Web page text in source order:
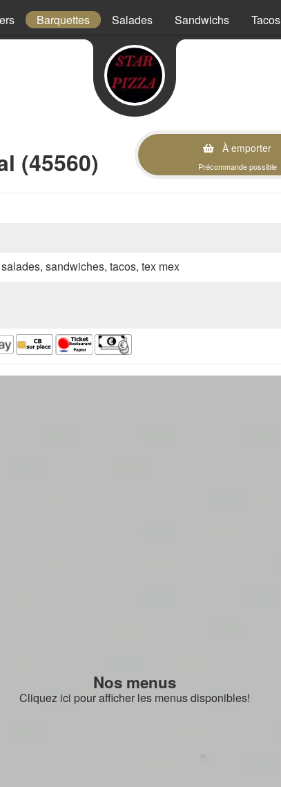
Barquettes Salades Sandwichs Tacos
(45560)
À emporter
Précommande possible
sandwiches, tacos, tex mex
Nos menus
Cliquez ici pour afficher les menus disponibles!